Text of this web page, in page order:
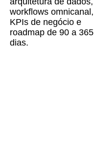
workflows omnicanal,
KPIs de negócio e
roadmap de 90 a 365
dias.